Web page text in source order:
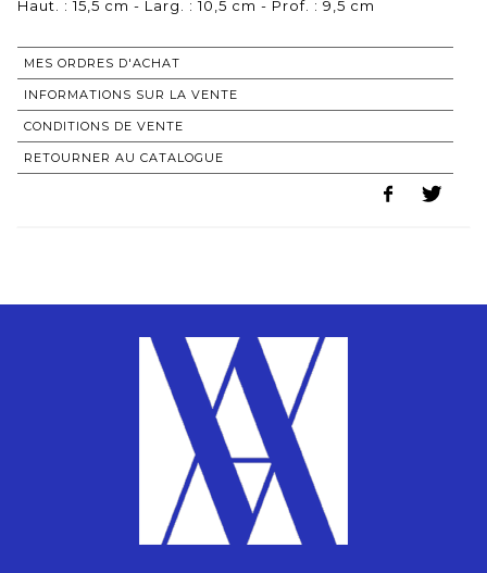
Haut. : 15,5 cm - Larg. : 10,5 cm - Prof. : 9,5 cm
MES ORDRES D'ACHAT
INFORMATIONS SUR LA VENTE
CONDITIONS DE VENTE
RETOURNER AU CATALOGUE